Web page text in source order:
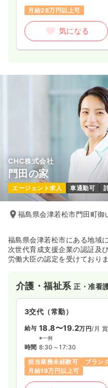
月給28万円以上可
気になる
CHC株式会社
門田の家
エージェント求人 車通勤可
福島県会津若松市門田町
福島県会津若松市にある地域
次世代育成支援企業の認証及
労働大臣の認定を受けておりま
介護・福祉系正・准看
3交代（常勤）
給与 18.8〜19.2万円/月
※一例
時間 8:30～17:30
担当業務未経験可
ブラン
月給19万円以上可